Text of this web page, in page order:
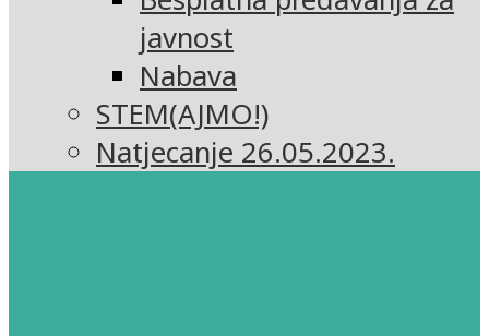
javnost
Nabava
STEM(AJMO!)
Natjecanje 26.05.2023.